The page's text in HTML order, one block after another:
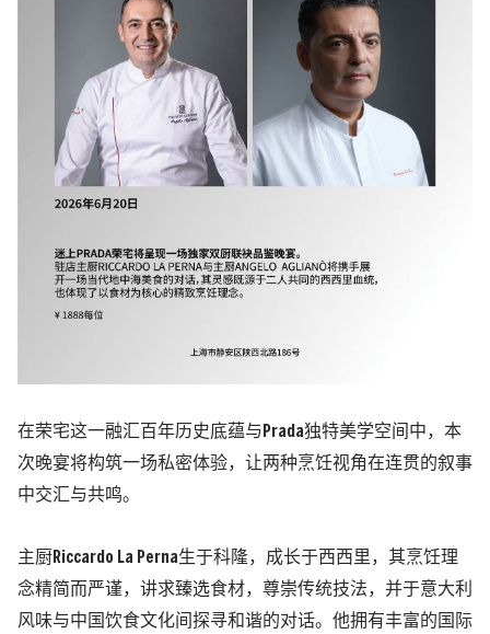
在荣宅这一融汇百年历史底蕴与Prada独特美学空间中，本
次晚宴将构筑一场私密体验，让两种烹饪视角在连贯的叙事
中交汇与共鸣。
主厨Riccardo La Perna生于科隆，成长于西西里，其烹饪理
念精简而严谨，讲求臻选食材，尊崇传统技法，并于意大利
风味与中国饮食文化间探寻和谐的对话。他拥有丰富的国际